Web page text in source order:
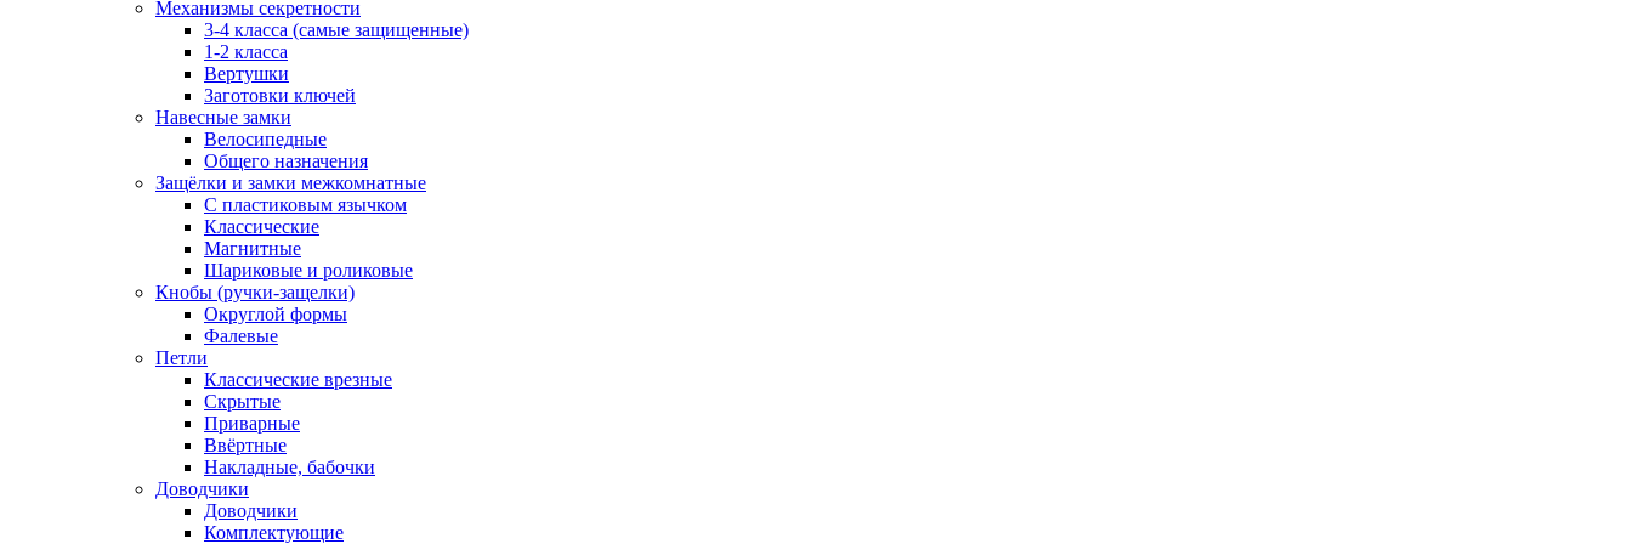
Механизмы секретности
3-4 класса (самые защищенные)
1-2 класса
Вертушки
Заготовки ключей
Навесные замки
Велосипедные
Общего назначения
Защёлки и замки межкомнатные
С пластиковым язычком
Классические
Магнитные
Шариковые и роликовые
Кнобы (ручки-защелки)
Округлой формы
Фалевые
Петли
Классические врезные
Скрытые
Приварные
Ввёртные
Накладные, бабочки
Доводчики
Доводчики
Комплектующие